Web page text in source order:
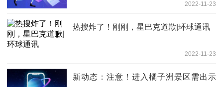
2022-11-23
热搜炸了！刚刚，星巴克道歉|环球通讯
2022-11-23
新动态：注意！进入橘子洲景区需出示